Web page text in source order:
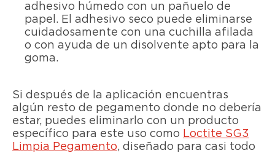
adhesivo húmedo con un pañuelo de
papel. El adhesivo seco puede eliminarse
cuidadosamente con una cuchilla afilada
o con ayuda de un disolvente apto para la
goma.
Si después de la aplicación encuentras
algún resto de pegamento donde no debería
estar, puedes eliminarlo con un producto
específico para este uso como Loctite SG3
Limpia Pegamento, diseñado para casi todo